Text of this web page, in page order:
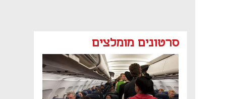
סרטונים מומלצים